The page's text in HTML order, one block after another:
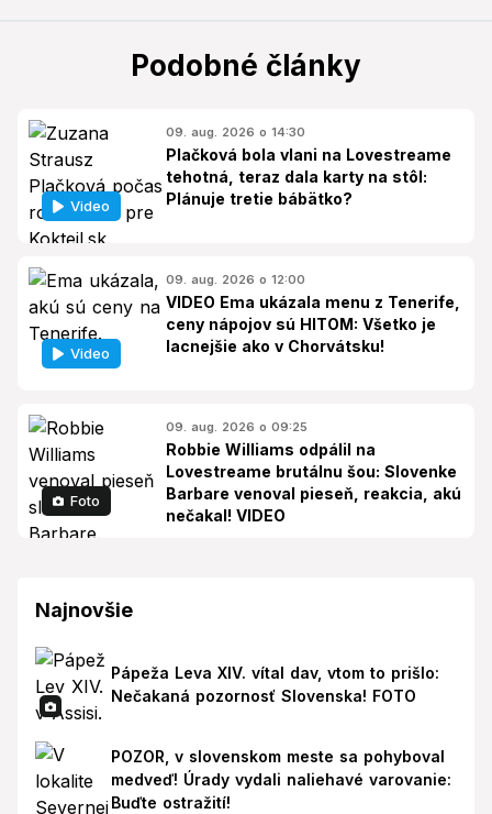
Podobné články
Video
09. aug. 2026 o 14:30
Plačková bola vlani na Lovestreame
tehotná, teraz dala karty na stôl:
Plánuje tretie bábätko?
Video
09. aug. 2026 o 12:00
VIDEO Ema ukázala menu z Tenerife,
ceny nápojov sú HITOM: Všetko je
lacnejšie ako v Chorvátsku!
Foto
09. aug. 2026 o 09:25
Robbie Williams odpálil na
Lovestreame brutálnu šou: Slovenke
Barbare venoval pieseň, reakcia, akú
nečakal! VIDEO
Najnovšie
Pápeža Leva XIV. vítal dav, vtom to prišlo:
Nečakaná pozornosť Slovenska! FOTO
POZOR, v slovenskom meste sa pohyboval
medveď! Úrady vydali naliehavé varovanie:
Buďte ostražití!